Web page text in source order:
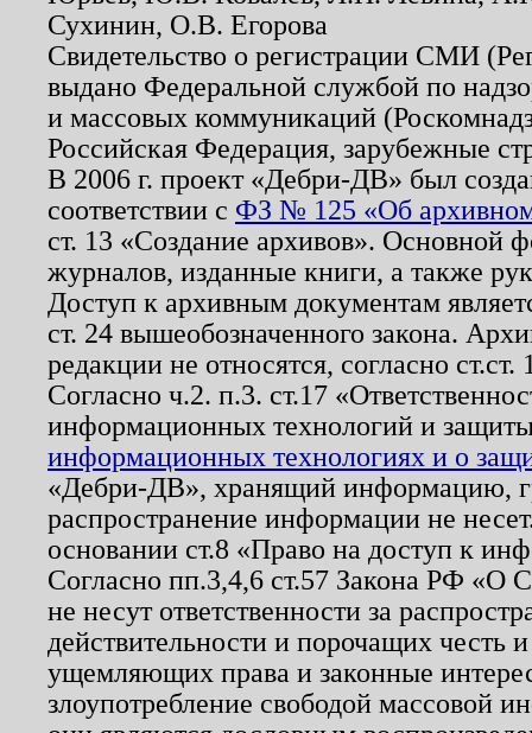
Сухинин, О.В. Егорова
Свидетельство о регистрации СМИ
выдано Федеральной службой по
и массовых коммуникаций
Российская Федерация, зарубежные
В 2006 г. проект «Дебри-ДВ» был
соответствии с ФЗ № 125 «Об
ст. 13 «Создание архивов». Основной
журналов, изданные книги, а также
Доступ к архивным документам
ст. 24 вышеобозначенного закона.
редакции не относятся, согласно
Согласно ч.2. п.3. ст.17
информационных технологий и
информационных технологиях и о
«Дебри-ДВ», хранящий информацию,
распространение информации не
основании ст.8 «Право на доступ к
Согласно пп.3,4,6 ст.57 Закона РФ «О
не несут ответственности за
действительности и порочащих честь
ущемляющих права и законные
злоупотребление свободой массовой